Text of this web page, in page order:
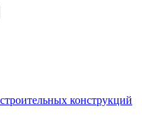
конструкций